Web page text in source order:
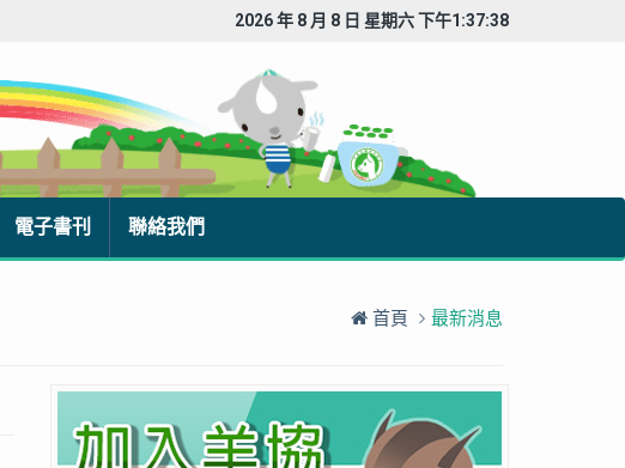
2026 年 8 月 8 日 星期六 下午1:37:39
電子書刊 聯絡我們
首頁 最新消息